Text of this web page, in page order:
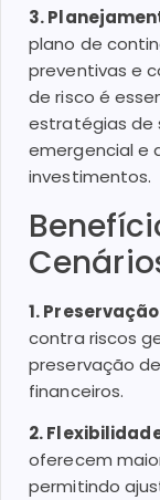
3.
plano de
preventivas e
de risco é
estratégias de
emergencial e
investimentos.
1.
contra riscos
preservação
financeiros.
2.
oferecem
permitindo